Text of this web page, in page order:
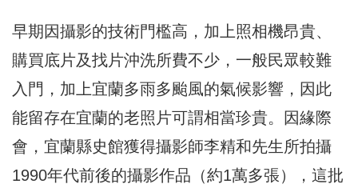
早期因攝影的技術門檻高，加上照相機昂貴、
購買底片及找片沖洗所費不少，一般民眾較難
入門，加上宜蘭多雨多颱風的氣候影響，因此
能留存在宜蘭的老照片可謂相當珍貴。因緣際
會，宜蘭縣史館獲得攝影師李精和先生所拍攝
1990年代前後的攝影作品（約1萬多張），這批